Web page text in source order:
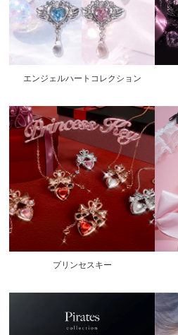
エンジェルハートコレクション
プリンセスキー